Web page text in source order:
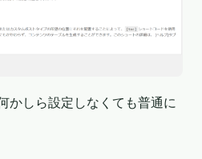
かしら設定しなくても普通に